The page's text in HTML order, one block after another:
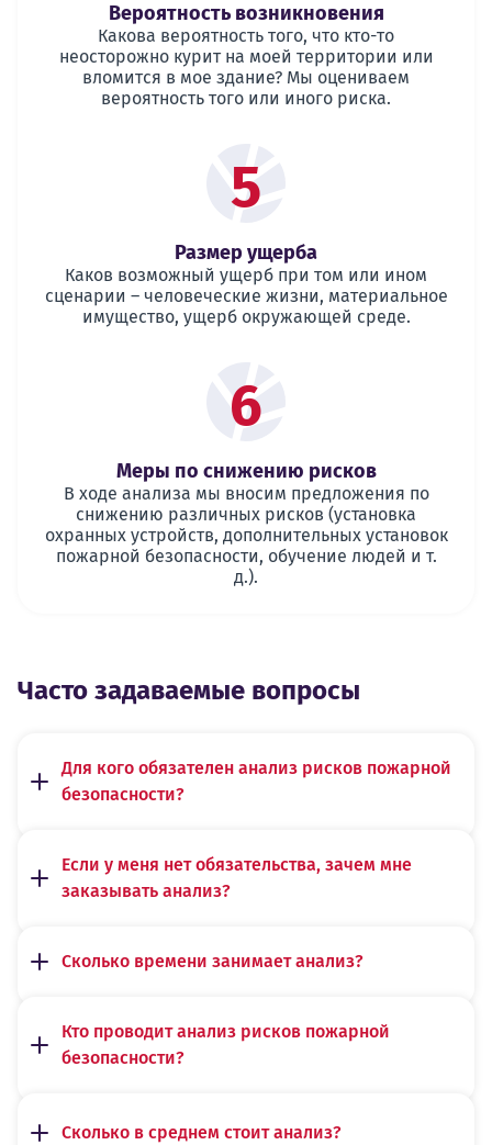
Вероятность возникновения
Какова вероятность того, что кто-то
неосторожно курит на моей территории или
вломится в мое здание? Мы оцениваем
вероятность того или иного риска.
5
Размер ущерба
Каков возможный ущерб при том или ином
сценарии – человеческие жизни, материальное
имущество, ущерб окружающей среде.
6
Меры по снижению рисков
В ходе анализа мы вносим предложения по
снижению различных рисков (установка
охранных устройств, дополнительных установок
пожарной безопасности, обучение людей и т.
д.).
Часто задаваемые вопросы
Для кого обязателен анализ рисков пожарной
безопасности?
Если у меня нет обязательства, зачем мне
заказывать анализ?
Сколько времени занимает анализ?
Кто проводит анализ рисков пожарной
безопасности?
Сколько в среднем стоит анализ?